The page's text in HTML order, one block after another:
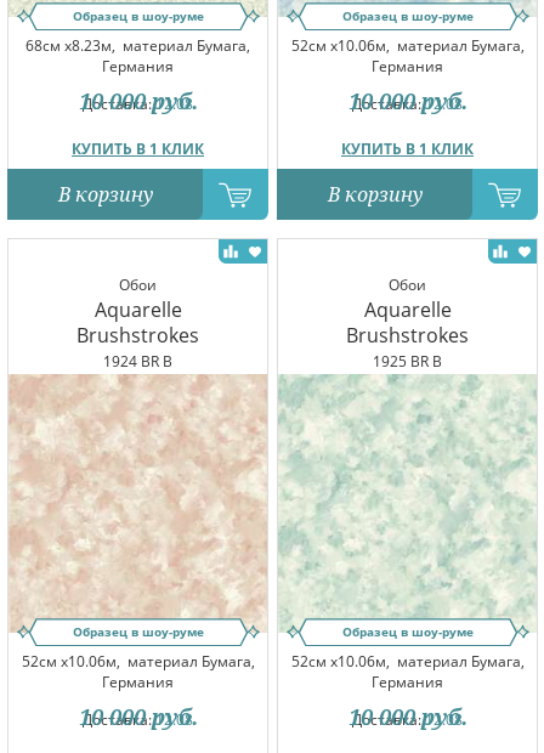
Образец в шоу-руме
68см x8.23м, материал Бумага,
Германия
Доставка:12.08
КУПИТЬ В 1 КЛИК
10 000 руб.
В корзину
Образец в шоу-руме
52см x10.06м, материал Бумага,
Германия
Доставка:12.08
КУПИТЬ В 1 КЛИК
10 000 руб.
В корзину
Обои
Aquarelle
Brushstrokes
1924 BR B
Образец в шоу-руме
52см x10.06м, материал Бумага,
Германия
Доставка:12.08
10 000 руб.
Обои
Aquarelle
Brushstrokes
1925 BR B
Образец в шоу-руме
52см x10.06м, материал Бумага,
Германия
Доставка:12.08
10 000 руб.